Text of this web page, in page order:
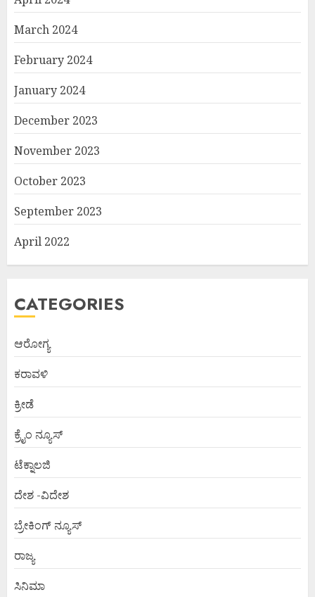
March 2024
February 2024
January 2024
December 2023
November 2023
October 2023
September 2023
April 2022
CATEGORIES
ಆರೋಗ್ಯ
ಕರಾವಳಿ
ಕ್ರೀಡೆ
ಕ್ರೈಂ ನ್ಯೂಸ್
ಟೆಕ್ನಾಲಜಿ
ದೇಶ -ವಿದೇಶ
ಬ್ರೇಕಿಂಗ್ ನ್ಯೂಸ್
ರಾಜ್ಯ
ಸಿನಿಮಾ